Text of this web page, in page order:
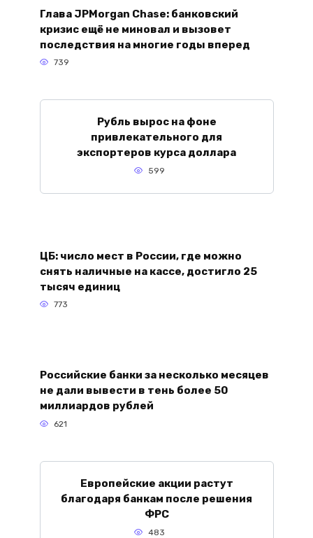
Глава JPMorgan Chase: банковский
кризис ещё не миновал и вызовет
последствия на многие годы вперед
739
Рубль вырос на фоне
привлекательного для
экспортеров курса доллара
599
ЦБ: число мест в России, где можно
снять наличные на кассе, достигло 25
тысяч единиц
773
Российские банки за несколько месяцев
не дали вывести в тень более 50
миллиардов рублей
621
Европейские акции растут
благодаря банкам после решения
ФРС
483